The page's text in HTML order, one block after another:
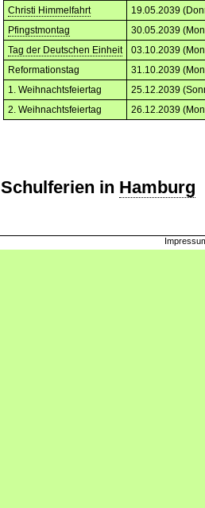
Christi Himmelfahrt
19.05.2039
Pfingstmontag
30.05.2039
Tag der Deutschen Einheit
03.10.2039
Reformationstag
31.10.2039
1. Weihnachtsfeiertag
25.12.2039
2. Weihnachtsfeiertag
26.12.2039
Schulferien in Hamburg